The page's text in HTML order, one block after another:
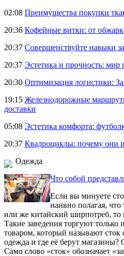
02:08 Преимущества покупки
20:36 Кофейные витки: от
20:37 Совершенствуйте навыки
20:37 Эстетика и прочность:
20:30 Оптимизация логистики:
19:15 Железнодорожные
доставки
05:08 Эстетика комфорта:
20:37 Квадроциклы: почему они
Одежда
Что собой
Если вы минуете
наивно полагая, что
или же китайский ширпотреб, то
Такие заведения торгуют
товаром, который называют сток
одежда и где её берут
Само слово «сток» обозначает